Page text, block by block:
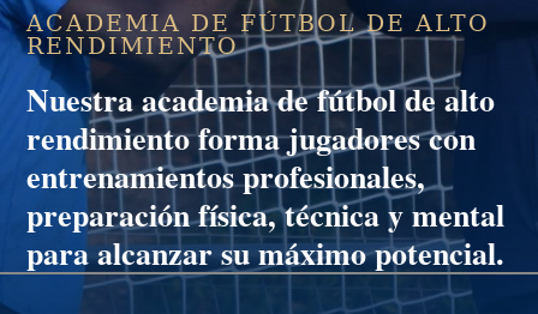
ACADEMIA DE FÚTBOL DE ALTO
RENDIMIENTO
Nuestraacademia de fútbol de alto
rendimientoforma jugadores con
entrenamientos profesionales,
preparación física, técnica y mental
para alcanzar su máximo potencial.